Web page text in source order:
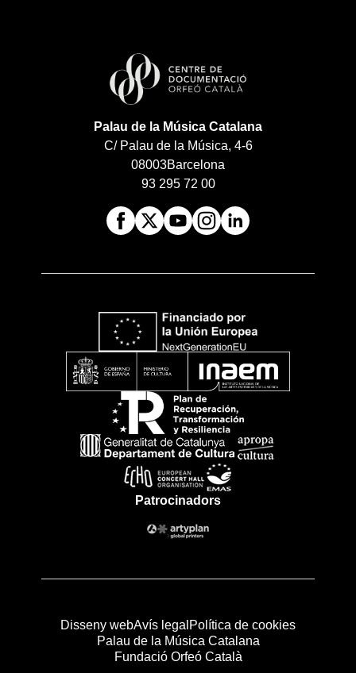
Palau de la Música Catalana
C/ Palau de la Música, 4-6
08003Barcelona
93 295 72 00
Patrocinadors
Disseny webAvís legal Política de cookies
Palau de la Música Catalana
Fundació Orfeó Català